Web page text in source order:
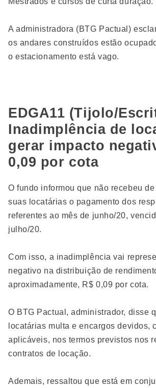
A administradora (BTG Pactual)
os andares construídos estão
o estacionamento está vago.
EDGA11 (Tijolo/
Inadimplência de
gerar impacto
0,09 por cota
O fundo informou que não recebeu
suas locatárias o pagamento dos
referentes ao mês de junho/20,
julho/20.
Com isso, a inadimplência vai
negativo na distribuição de
aproximadamente, R$ 0,09 por cota.
O BTG Pactual, administrador, disse
locatárias multa e encargos devidos,
aplicáveis, nos termos previstos nos
contratos de locação.
Ademais, ressaltou que está em